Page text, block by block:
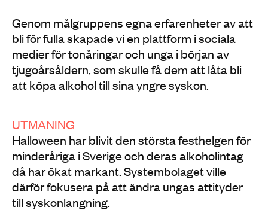
Genom målgruppens egna erfarenheter av att
bli för fulla skapade vi en plattform i sociala
medier för tonåringar och unga i början av
tjugoårsåldern, som skulle få dem att låta bli
att köpa alkohol till sina yngre syskon.
UTMANING
Halloween har blivit den största festhelgen för
minderåriga i Sverige och deras alkoholintag
då har ökat markant. Systembolaget ville
därför fokusera på att ändra ungas attityder
till syskonlangning.